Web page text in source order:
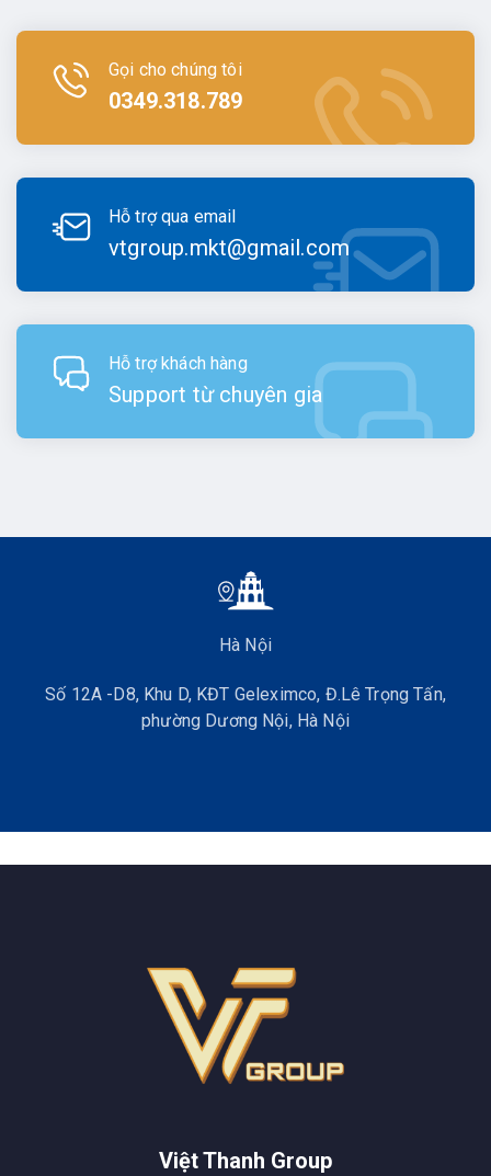
Gọi cho chúng tôi
0349.318.789
Hỗ trợ qua email
vtgroup.mkt@gmail.com
Hỗ trợ khách hàng
Support từ chuyên gia
Hà Nội
Số 12A -D8, Khu D, KĐT Geleximco, Đ.Lê Trọng Tấn,
phường Dương Nội, Hà Nội
Việt Thanh Group